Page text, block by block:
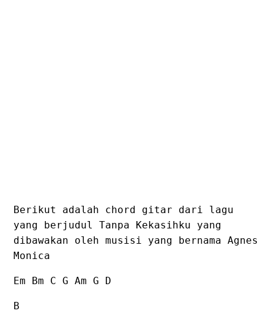
Berikut adalah chord gitar dari lagu
yang berjudul Tanpa Kekasihku yang
dibawakan oleh musisi yang bernama Agnes
Monica
Em Bm C G Am G D
B